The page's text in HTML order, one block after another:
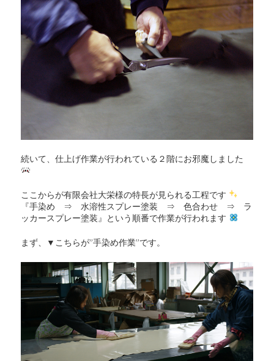
続いて、仕上げ作業が行われている２階にお邪魔しました
ここからが有限会社大栄様の特長が見られる工程です
『手染め ⇒ 水溶性スプレー塗装 ⇒ 色合わせ ⇒ ラ
ッカースプレー塗装』という順番で作業が行われます
まず、▼こちらが”手染め作業”です。